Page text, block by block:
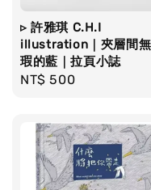
▹ 許雅琪 C.H.I
illustration｜夾層間無
瑕的藍｜拉頁小誌
Regular
NT$ 500